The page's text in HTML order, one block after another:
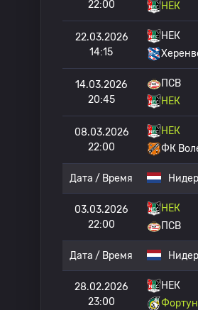
22:00
НЕК
22.03.2026
14:15
НЕК
14.03.2026
20:45
ПСВ
НЕК
08.03.2026
22:00
НЕК
ФК
Дата / Время
03.03.2026
22:00
НЕК
ПСВ
Дата / Время
28.02.2026
23:00
НЕК